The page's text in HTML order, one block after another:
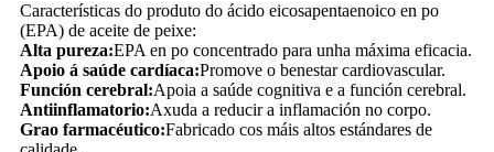
Características do produto do ácido eicosapentaenoico en po
(EPA) de aceite de peixe:
Alta pureza:EPA en po concentrado para unha máxima eficacia.
Apoio á saúde cardíaca:Promove o benestar cardiovascular.
Función cerebral:Apoia a saúde cognitiva e a función cerebral.
Antiinflamatorio:Axuda a reducir a inflamación no corpo.
Grao farmacéutico:Fabricado cos máis altos estándares de